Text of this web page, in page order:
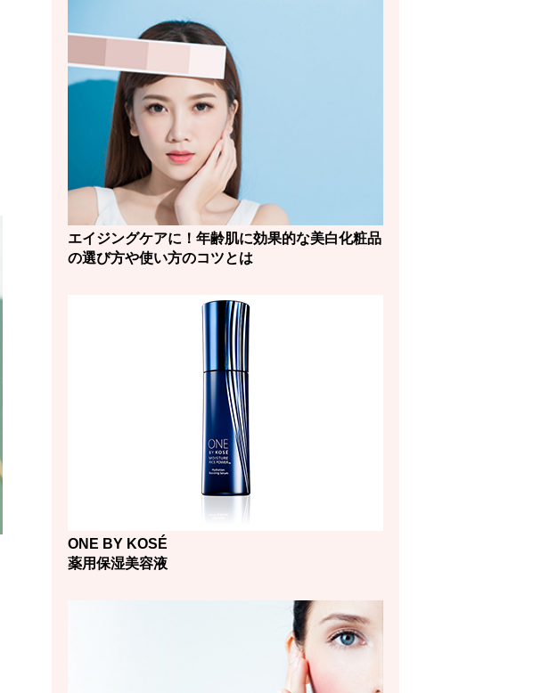
エイジングケアに！年齢肌に効果的な美白化粧品
の選び方や使い方のコツとは
ONE BY KOSÉ
薬用保湿美容液